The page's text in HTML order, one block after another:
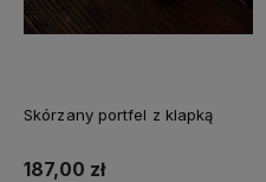
Skórzany portfel z klapką
187,00 zł